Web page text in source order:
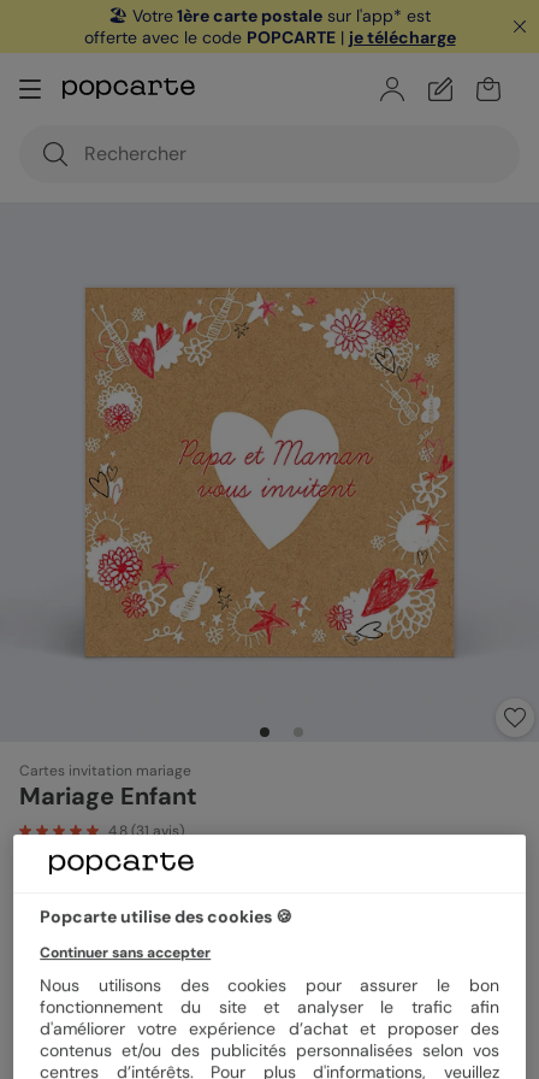
🏖️ Votre1ère carte postale sur l'app* est
offerte avec le code POPCARTE| je télécharge
Cartes invitation mariage
Mariage Enfant
4.8(31avis)
Format
Papier Papier Satiné
Popcarte utilise des cookies 🍪
Continuer sans accepter
Nous utilisons des cookies pour assurer le bon
fonctionnement du site et analyser le trafic afin
d'améliorer votre expérience d’achat et proposer des
contenus et/ou des publicités personnalisées selon vos
centres d’intérêts. Pour plus d'informations, veuillez